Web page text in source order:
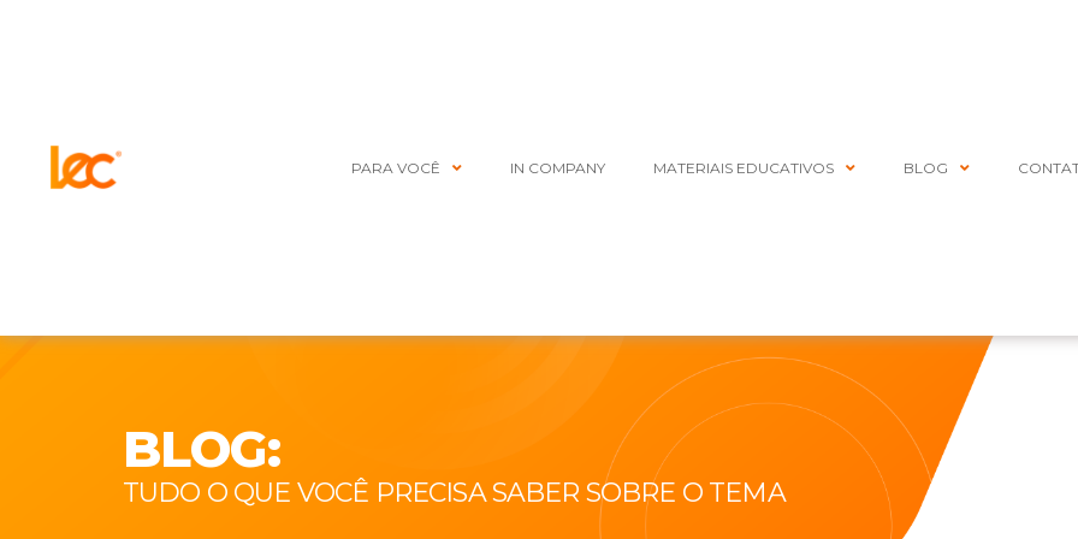
PARA VOCÊ IN COMPANY MATERIAIS EDUCATIVOS BLOG
BLOG:
TUDO O QUE VOCÊ PRECISA SABER SOBRE O TEMA